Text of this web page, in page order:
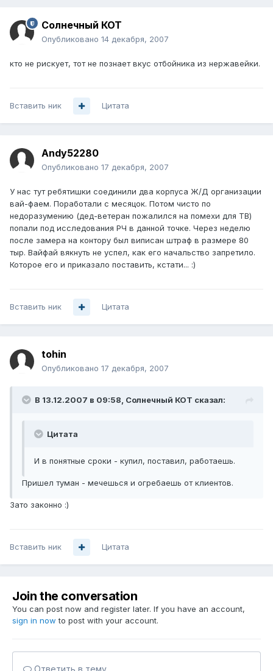
Солнечный КОТ
Опубликовано 14 декабря, 2007
кто не рискует, тот не познает вкус отбойника из нержавейки.
Вставить ник Цитата
Andy52280
Опубликовано 17 декабря, 2007
У нас тут ребятишки соединили два корпуса Ж/Д организации
вай-фаем. Поработали с месяцок. Потом чисто по
недоразумению (дед-ветеран пожалился на помехи для ТВ)
попали под исследования РЧ в данной точке. Через неделю
после замера на контору был виписан штраф в размере 80
тыр. Вайфай вякнуть не успел, как его начальство запретило.
Которое его и приказало поставить, кстати... :)
Вставить ник Цитата
tohin
Опубликовано 17 декабря, 2007
В 13.12.2007 в 09:58, Солнечный КОТ сказал:
Цитата
И в понятные сроки - купил, поставил, работаешь.
Пришел туман - мечешься и огребаешь от клиентов.
Зато законно :)
Вставить ник Цитата
Join the conversation
You can post now and register later. If you have an account,
sign in now to post with your account.